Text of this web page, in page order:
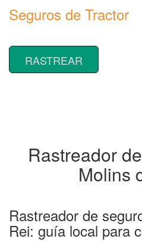
Seguros de Tractor
RASTREAR
Rastreador
Molins
Rastreador de
Rei: guía local para